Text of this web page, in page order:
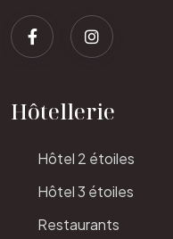
Hôtellerie
Hôtel 2 étoiles
Hôtel 3 étoiles
Restaurants